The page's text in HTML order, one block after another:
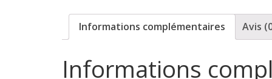
t
e
Informations complémentaires Avis
Informations